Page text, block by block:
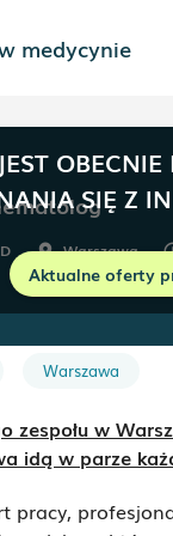
medycynie
SIĘ Z
Aktualne oferty
room Warszawa
Warszawa
zespołu w
idą w parze
pracy,